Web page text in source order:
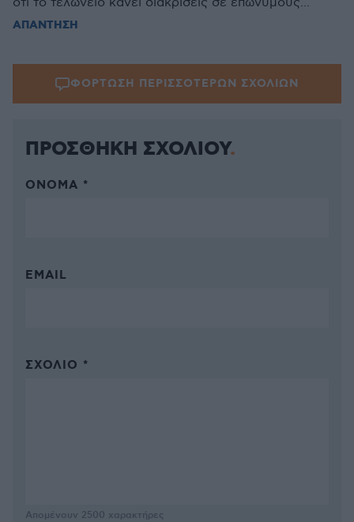
ΑΠΑΝΤΗΣΗ
ΦΟΡΤΩΣΗ ΠΕΡΙΣΣΟΤΕΡΩΝ ΣΧΟΛΙΩΝ
ΠΡΟΣΘΗΚΗ ΣΧΟΛΙΟΥ
ΌΝΟΜΑ *
EMAIL
ΣΧΌΛΙΟ *
Απομένουν 2500 χαρακτήρες